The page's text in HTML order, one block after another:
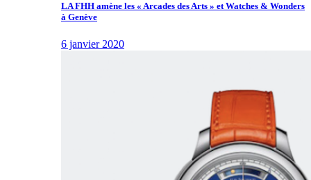
LA FHH amène les « Arcades des Arts » et Watches & Wonders
à Genève
6 janvier 2020